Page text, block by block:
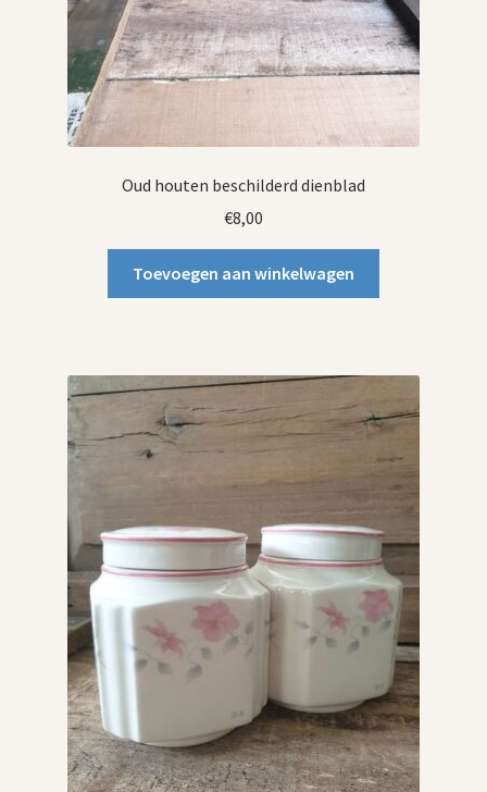
Oud houten beschilderd dienblad
€8,00
Toevoegen aan winkelwagen